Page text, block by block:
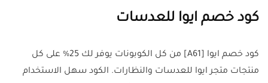
كود خصم ايوا للعدسات
كود خصم ايوا [A61] من كل الكوبونات يوفر لك 25% على كل
منتجات متجر ايوا للعدسات والنظارات. الكود سهل الاستخدام